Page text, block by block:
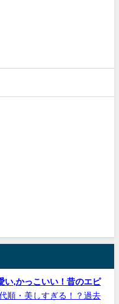
い,かっこいい！昔のエピ
順・美しすぎる！？過去